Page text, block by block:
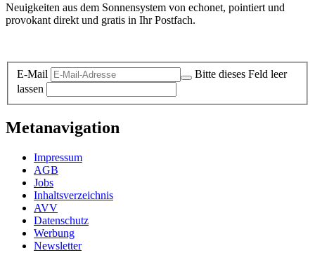
Neuigkeiten aus dem Sonnensystem von echonet, pointiert und
provokant direkt und gratis in Ihr Postfach.
E-Mail
Bitte dieses Feld leer
lassen
Metanavigation
Impressum
AGB
Jobs
Inhaltsverzeichnis
AVV
Datenschutz
Werbung
Newsletter